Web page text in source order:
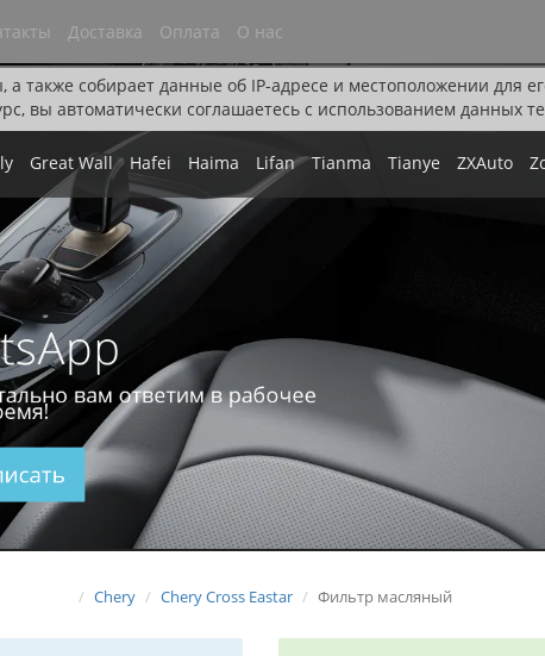
также собирает данные об IP-адресе и местоположении для
вы автоматически соглашаетесь с использованием данных
Доставка Оплата О нас
Great Wall Hafei Haima Lifan Tianma Tianye ZXAuto
вам ответим в рабочее
Chery Chery Cross Eastar Фильтр масляный